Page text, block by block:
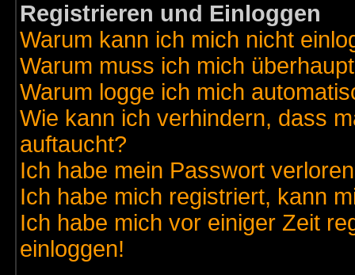
Registrieren und Einloggen
Warum kann ich mich nicht
Warum muss ich mich
Warum logge ich mich
Wie kann ich verhindern, dass
auftaucht?
Ich habe mein Passwort
Ich habe mich registriert, kann
Ich habe mich vor einiger Zeit
einloggen!